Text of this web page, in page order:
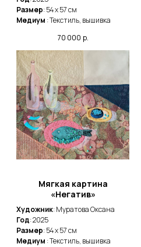
Размер: 54 x 57 cм
Медиум : Текстиль, вышивка
70 000 р.
Мягкая картина
«Негатив»
Художник: Муратова Оксана
Год: 2025
Размер: 54 x 57 cм
Медиум : Текстиль, вышивка